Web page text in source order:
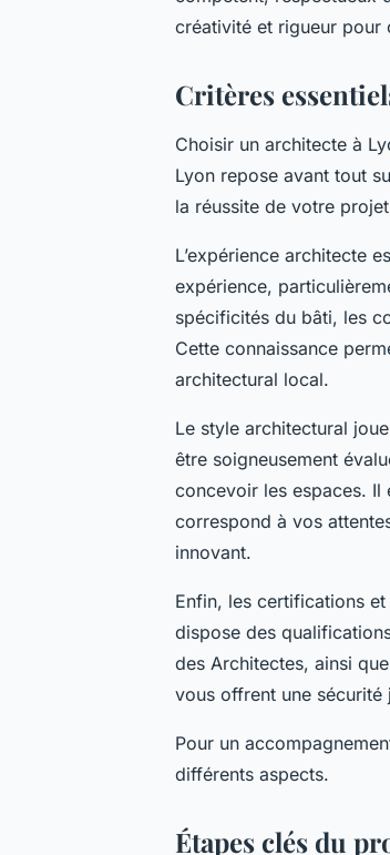
8 min de lecture
créativité et rigueur
Critères
Choisir un architecte à
Lyon repose avant tout
la réussite de votre
L’expérience architecte
expérience,
spécificités du bâti, les
Cette connaissance
architectural local.
Le style architectural
être soigneusement
concevoir les espaces.
correspond à vos
innovant.
Enfin, les certifications
dispose des
des Architectes, ainsi
vous offrent une sécurité
Pour un
différents aspects.
Étapes clés du